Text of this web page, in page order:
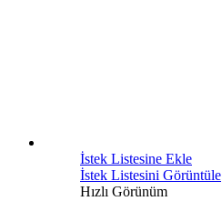
İstek Listesine Ekle
İstek Listesini Görüntüle
Hızlı Görünüm